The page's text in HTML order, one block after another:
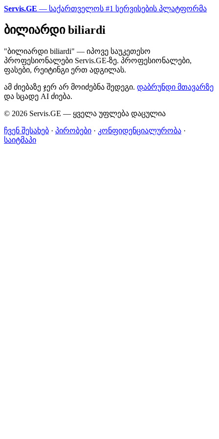
Servis.GE — საქართველოს #1 სერვისების პლატფორმა
ბილიარდი biliardi
"ბილიარდი biliardi" — იპოვე საუკეთესო
პროფესიონალები Servis.GE-ზე. პროფესიონალები,
ფასები, რეიტინგი ერთ ადგილას.
ამ ძიებაზე ჯერ არ მოიძებნა შედეგი. დაბრუნდი მთავარზე
და სცადე AI ძიება.
© 2026 Servis.GE — ყველა უფლება დაცულია
ჩვენ შესახებ · პირობები · კონფიდენციალურობა ·
საიტმაპი